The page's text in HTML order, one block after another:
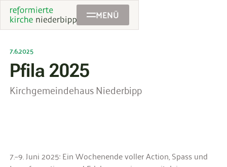
MENÜ
7.6.2025
Pfila 2025
Kirchgemeindehaus Niederbipp
7.–9. Juni 2025: Ein Wochenende voller Action, Spass und